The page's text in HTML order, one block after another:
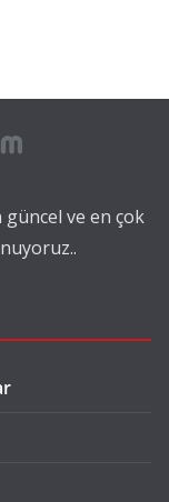
güncel ve en çok